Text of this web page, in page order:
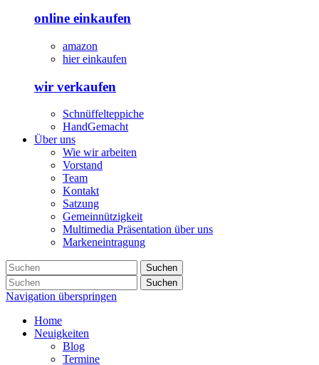
online einkaufen
amazon
hier einkaufen
wir verkaufen
Schnüffelteppiche
HandGemacht
Über uns
Wie wir arbeiten
Vorstand
Team
Kontakt
Satzung
Gemeinnützigkeit
Multimedia Präsentation über uns
Markeneintragung
Suchen
Suchen
Navigation überspringen
Home
Neuigkeiten
Blog
Termine